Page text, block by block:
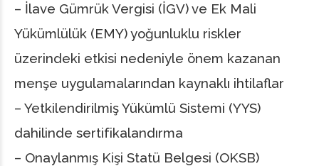
– İlave Gümrük Vergisi (İGV) ve Ek Mali
Yükümlülük (EMY) yoğunluklu riskler
üzerindeki etkisi nedeniyle önem kazanan
menşe uygulamalarından kaynaklı ihtilaflar
– Yetkilendirilmiş Yükümlü Sistemi (YYS)
dahilinde sertifikalandırma
– Onaylanmış Kişi Statü Belgesi (OKSB)